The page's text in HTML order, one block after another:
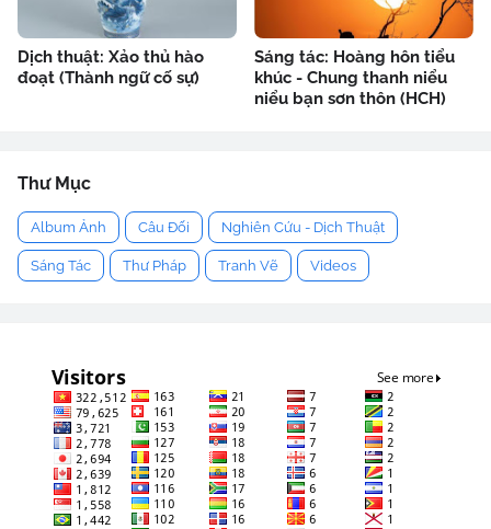
Dịch thuật: Xảo thủ hào
đoạt (Thành ngữ cố sự)
Sáng tác: Hoàng hôn tiểu
khúc - Chung thanh niểu
niểu bạn sơn thôn (HCH)
Thư Mục
Album Ảnh Câu Đối Nghiên Cứu - Dịch Thuật
Sáng Tác Thư Pháp Tranh Vẽ Videos